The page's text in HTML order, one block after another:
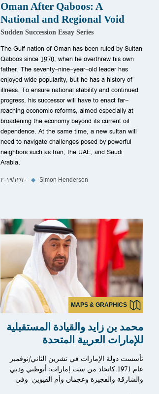
Oman After Qaboos: A
National and Regional Void
Sudden Succession Essay Series
The Gulf nation of Oman has been ruled by Sultan
Qaboos since 1970, when he overthrew his own
father. The seventy-nine-year-old leader has
enjoyed wide popularity, but he has a history of
illness. To ensure national stability and continued
progress, his successor will have to enact far-
reaching economic reforms, aimed especially at
broadening the economy beyond its current oil
dependence. At the same time, a new sultan will
need to navigate challenges posed by powerful
neighbors such as Iran, the UAE, and Saudi
Arabia.
٣٠‏/١٢‏/٢٠١٩ ◆ Simon Henderson
MAPS & GRAPHICS
محمد بن زايد والقيادة المستقبلية
للإمارات العربية المتحدة
تأسست دولة الإمارات في تشرين الثاني/نوفمبر
عام 1971 كاتحاد من ست إمارات: أبوظبي ودبي
والشارقة والفجيرة وعجمان وأم القيوين. وفي